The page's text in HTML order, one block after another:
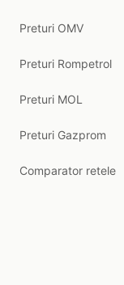
Preturi OMV
Preturi Rompetrol
Preturi MOL
Preturi Gazprom
Comparator retele